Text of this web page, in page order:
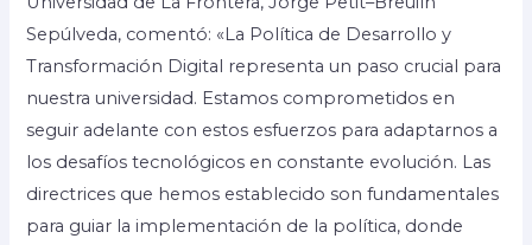
Sepúlveda, comentó: «La Política de Desarrollo y
Transformación Digital representa un paso crucial para
nuestra universidad. Estamos comprometidos en
seguir adelante con estos esfuerzos para adaptarnos a
los desafíos tecnológicos en constante evolución. Las
directrices que hemos establecido son fundamentales
para guiar la implementación de la política, donde